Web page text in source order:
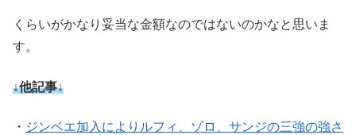
くらいがかなり妥当な金額なのではないのかなと思いま
す。
↓他記事↓
・ ジンベエ加入によりルフィ、ゾロ、サンジの三強の強さ